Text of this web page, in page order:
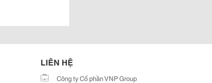
LIÊN HỆ
Công ty Cổ phần VNP Group